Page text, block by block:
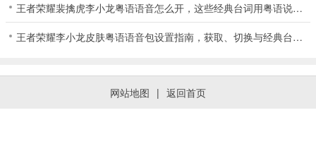
王者荣耀裴擒虎李小龙粤语语音怎么开，这些经典台词用粤语说更有味道
王者荣耀李小龙皮肤粤语语音包设置指南，获取、切换与经典台词赏析
网站地图 | 返回首页